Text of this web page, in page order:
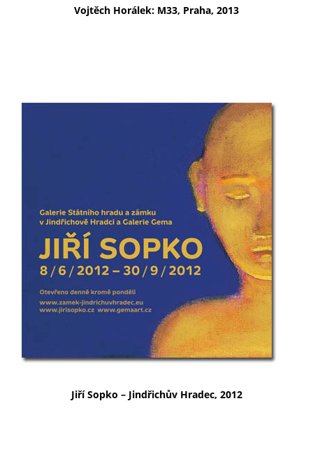
Vojtěch Horálek: M33, Praha, 2013
Jiří Sopko – Jindřichův Hradec, 2012